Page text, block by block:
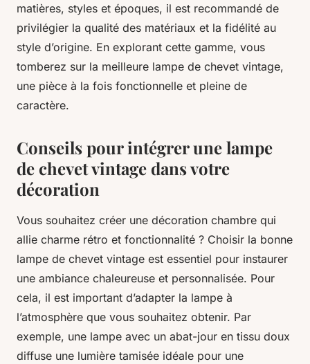
matières, styles et époques, il est recommandé de
privilégier la qualité des matériaux et la fidélité au
style d’origine. En explorant cette gamme, vous
tomberez sur la meilleure lampe de chevet vintage,
une pièce à la fois fonctionnelle et pleine de
caractère.
Conseils pour intégrer une lampe
de chevet vintage dans votre
décoration
Vous souhaitez créer une décoration chambre qui
allie charme rétro et fonctionnalité ? Choisir la bonne
lampe de chevet vintage est essentiel pour instaurer
une ambiance chaleureuse et personnalisée. Pour
cela, il est important d’adapter la lampe à
l’atmosphère que vous souhaitez obtenir. Par
exemple, une lampe avec un abat-jour en tissu doux
diffuse une lumière tamisée idéale pour une